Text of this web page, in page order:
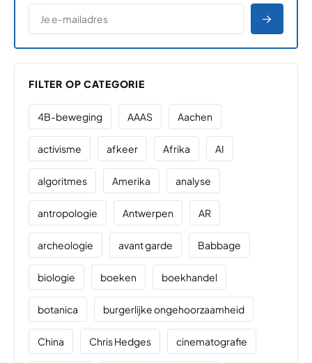
E-MAILADRES
*
FILTER OP CATEGORIE
4B-beweging AAAS Aachen
activisme afkeer Afrika AI
algoritmes Amerika analyse
antropologie Antwerpen AR
archeologie avant garde Babbage
biologie boeken boekhandel
botanica burgerlijke ongehoorzaamheid
China Chris Hedges cinematografie